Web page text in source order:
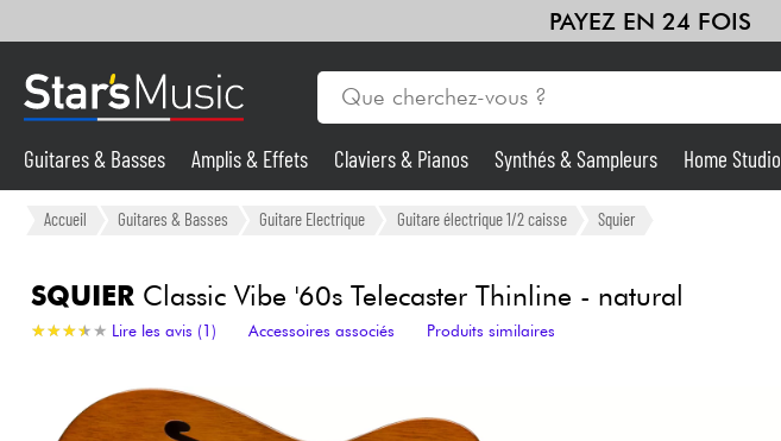
PAYEZ EN 24 FOIS
Guitares & Basses Amplis & Effets
Synthés & Sampleurs Home Studio
Micros & HF
Eclairage
Guitares & Basses Amplis & Effets Claviers & Pianos Synthés & Sampleurs Home Studio
Accueil Guitares & Basses Guitare Electrique Guitare électrique 1/2 caisse Squier
SQUIERClassic Vibe '60s Telecaster Thinline - natural
★★★★ ★
★★★★ ★ Lire les avis (1) Accessoires associés Produits similaires